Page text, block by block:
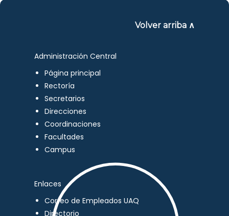
Volver arriba ∧
Administración Central
Página principal
Rectoría
Secretarios
Direcciones
Coordinaciones
Facultades
Campus
Enlaces
Correo de Empleados UAQ
Directorio